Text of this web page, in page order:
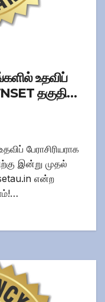
தகுதித்
பேராசிரியராக
இன்று முதல்
என்ற